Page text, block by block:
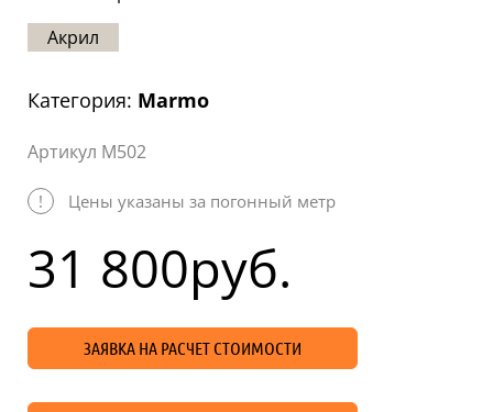
Карта
Акрил
Категория: Marmo
Артикул M502
! Цены указаны за погонный метр
31 800руб.
ЗАЯВКА НА РАСЧЕТ СТОИМОСТИ